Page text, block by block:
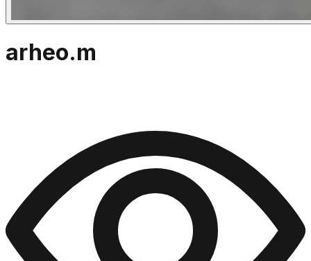
arheo.m